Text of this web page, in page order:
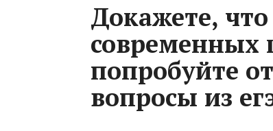
Докажете,
современных
попробуйте
вопросы из